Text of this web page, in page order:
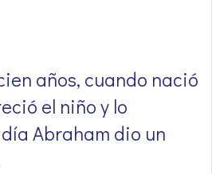
años, cuando nació
el niño y lo
Abraham dio un